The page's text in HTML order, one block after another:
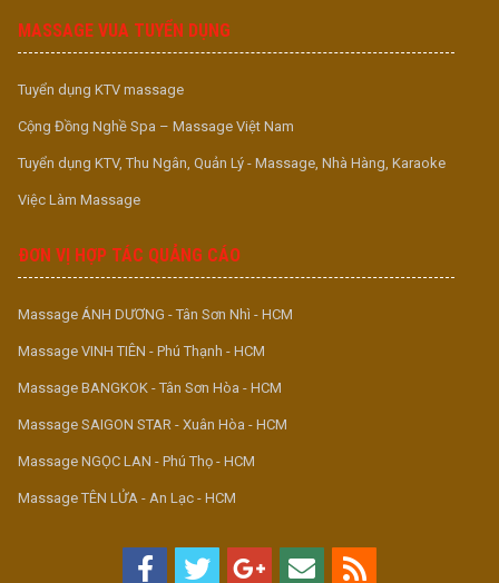
MASSAGE VUA TUYỂN DỤNG
Tuyển dụng KTV massage
Cộng Đồng Nghề Spa – Massage Việt Nam
Tuyển dụng KTV, Thu Ngân, Quản Lý - Massage, Nhà Hàng, Karaoke
Việc Làm Massage
ĐƠN VỊ HỢP TÁC QUẢNG CÁO
Massage ÁNH DƯƠNG - Tân Sơn Nhì - HCM
Massage VINH TIÊN - Phú Thạnh - HCM
Massage BANGKOK - Tân Sơn Hòa - HCM
Massage SAIGON STAR - Xuân Hòa - HCM
Massage NGỌC LAN - Phú Thọ - HCM
Massage TÊN LỬA - An Lạc - HCM